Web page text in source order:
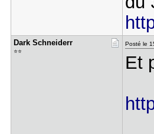
Dark Schne​iderr
⭐⭐
Posté le
Et